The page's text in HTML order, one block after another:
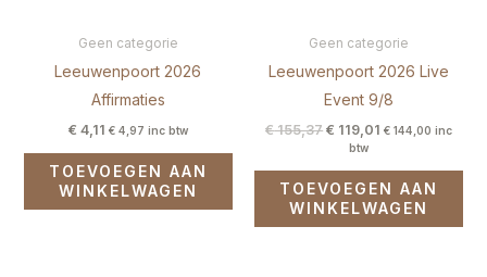
Geen categorie
Leeuwenpoort 2026
Affirmaties
€ 4,11 €4,97 inc btw
TOEVOEGEN AAN
WINKELWAGEN
Geen categorie
Leeuwenpoort 2026 Live
Event 9/8
€155,37 € 119,01 € 144,00 inc
btw
TOEVOEGEN AAN
WINKELWAGEN